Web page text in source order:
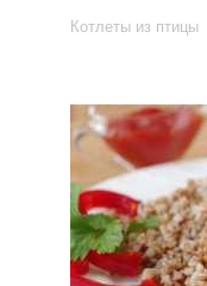
Котлеты из птицы